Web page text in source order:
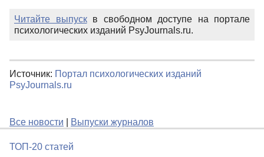
Читайте выпускв свободном доступе на портале
психологических изданий PsyJournals.ru.
Источник: Портал психологических изданий
PsyJournals.ru
Все новости Выпуски журналов
ТОП-20 статей